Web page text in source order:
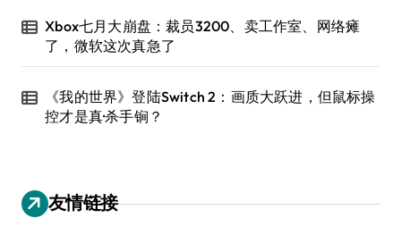
Xbox七月大崩盘：裁员3200、卖工作室、网络瘫
了，微软这次真急了
《我的世界》登陆Switch 2：画质大跃进，但鼠标操
控才是真·杀手锏？
友情链接